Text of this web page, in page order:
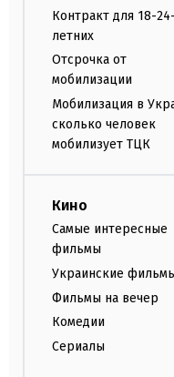
Контракт для 18-24-
летних
Отсрочка от
мобилизации
Мобилизация в
сколько человек
мобилизует ТЦК
Кино
Самые интересные
фильмы
Украинские
Фильмы на вечер
Комедии
Сериалы